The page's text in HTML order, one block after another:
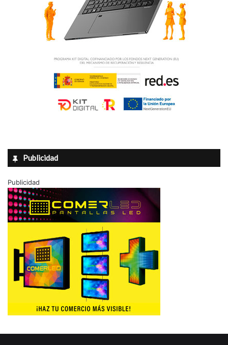
Publicidad
Publicidad